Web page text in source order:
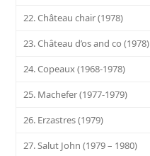
22. Château chair (1978)
23. Château d’os and co (1978)
24. Copeaux (1968-1978)
25. Machefer (1977-1979)
26. Erzastres (1979)
27. Salut John (1979 – 1980)